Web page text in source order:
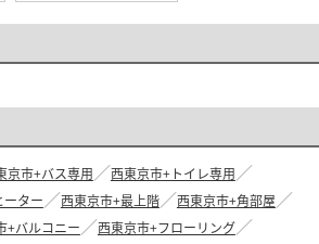
京市+バス専用
西東京市+トイレ専用
ター
西東京市+最上階
西東京市+角部屋
+バルコニー
西東京市+フローリング